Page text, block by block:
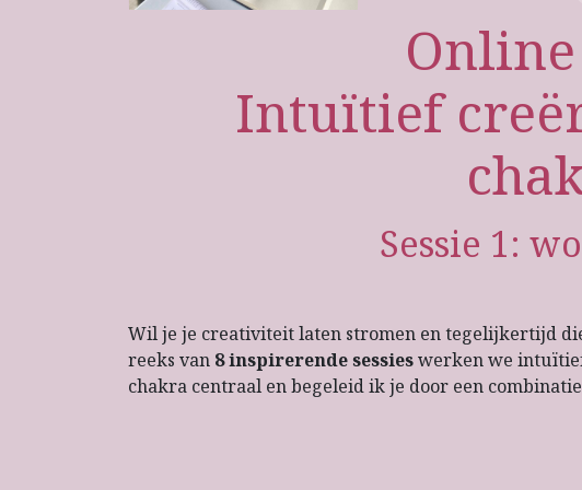
Online
Intuïtief
Sessie 1:
Wil je je creativiteit laten stromen en tegelijkertijd
reeks van 8 inspirerende sessieswerken we intuïtief
chakra centraal en begeleid ik je door een